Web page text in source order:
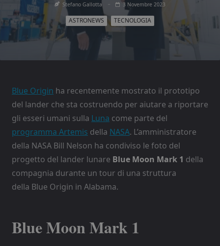
Stefano Gallotta 3 Novembre 2023
ASTRONEWS TECNOLOGIA
Blue Origin ha recentemente mostrato il prototipo
del lander che sta costruendo per aiutare a riportare
gli esseri umani sulla Luna come parte del
programma Artemis della NASA. L’amministratore
della NASA Bill Nelson ha condiviso le foto del
progetto del lander lunare Blue Moon Mark 1 della
compagnia durante un tour di una struttura
della Blue Origin in Alabama.
Blue Moon Mark 1